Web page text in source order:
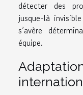
détecter des
jusque-là
s’avère
équipe.